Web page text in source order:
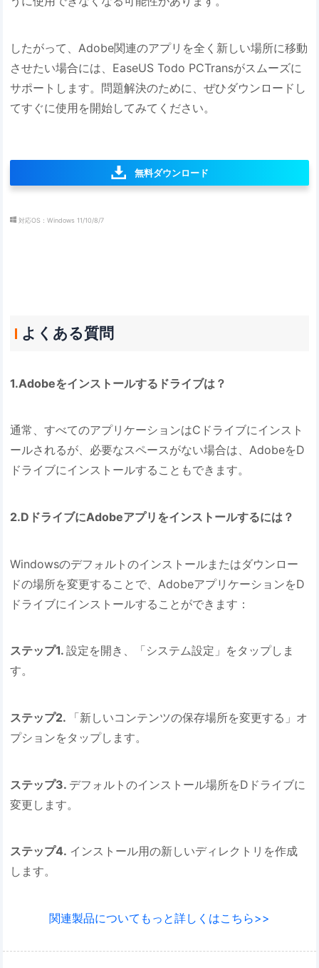
したがって、Adobe関連のアプリを全く新しい場所に移動
させたい場合には、EaseUS Todo PCTransがスムーズに
サポートします。問題解決のために、ぜひダウンロードし
てすぐに使用を開始してみてください。
無料ダウンロード
対応OS：Windows 11/10/8/7
よくある質問
1.Adobeをインストールするドライブは？
通常、すべてのアプリケーションはCドライブにインスト
ールされるが、必要なスペースがない場合は、AdobeをD
ドライブにインストールすることもできます。
2.DドライブにAdobeアプリをインストールするには？
Windowsのデフォルトのインストールまたはダウンロー
ドの場所を変更することで、AdobeアプリケーションをD
ドライブにインストールすることができます：
ステップ1.設定を開き、「システム設定」をタップしま
す。
ステップ2.
「新しいコンテンツの保存場所を変更する」オ
プションをタップします。
ステップ3. デフォルトのインストール場所をDドライブに
変更します。
ステップ4. インストール用の新しいディレクトリを作成
します。
関連製品についてもっと詳しくはこちら>>